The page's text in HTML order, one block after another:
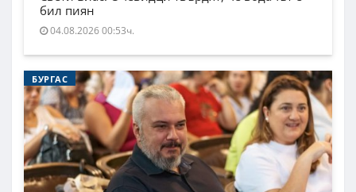
бил пиян
04.08.2026 00:53ч.
БУРГАС